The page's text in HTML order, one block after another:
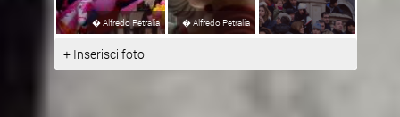
�Alfredo Petralia �Alfredo Petralia
+ Inserisci foto